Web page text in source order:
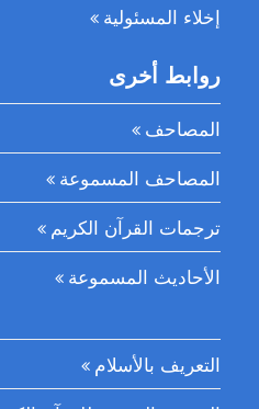
إخلاء المسئولية
روابط أخرى
المصاحف
المصاحف المسموعة
ترجمات القرآن الكريم
الأحاديث المسموعة
التعريف بالأسلام